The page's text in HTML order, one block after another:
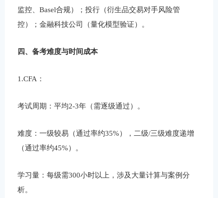
监控、Basel合规）；投行（衍生品交易对手风险管
控）；金融科技公司（量化模型验证）。
四、备考难度与时间成本
1.CFA：
考试周期：平均2-3年（需逐级通过）。
难度：一级较易（通过率约35%），二级/三级难度递增
（通过率约45%）。
学习量：每级需300小时以上，涉及大量计算与案例分
析。